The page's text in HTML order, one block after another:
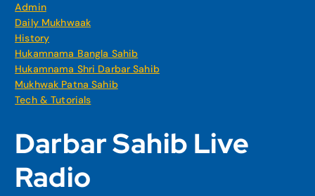
Admin
Daily Mukhwaak
History
Hukamnama Bangla Sahib
Hukamnama Shri Darbar Sahib
Mukhwak Patna Sahib
Tech & Tutorials
Darbar Sahib Live
Radio